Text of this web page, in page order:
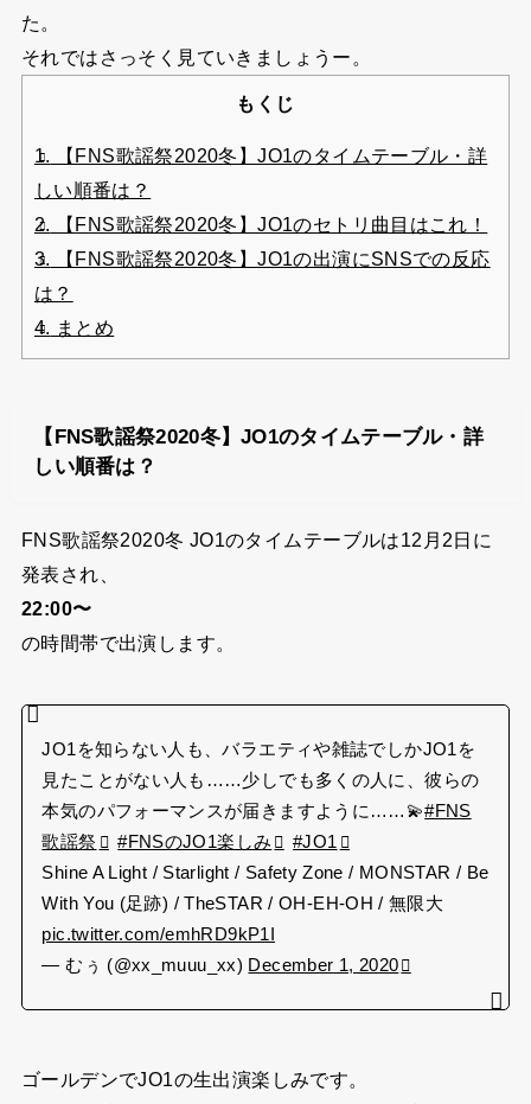
た。
それではさっそく見ていきましょうー。
もくじ
1.
【FNS歌謡祭2020冬】JO1のタイムテーブル・詳
しい順番は？
2.
【FNS歌謡祭2020冬】JO1のセトリ曲目はこれ！
3.
【FNS歌謡祭2020冬】JO1の出演にSNSでの反応
は？
4. まとめ
【FNS歌謡祭2020冬】JO1のタイムテーブル・詳
しい順番は？
FNS歌謡祭2020冬 JO1のタイムテーブルは12月2日に
発表され、
22:00〜
の時間帯で出演します。
JO1を知らない人も、バラエティや雑誌でしかJO1を
見たことがない人も……少しでも多くの人に、彼らの
本気のパフォーマンスが届きますように……💫#FNS
歌謡祭
#FNSのJO1楽しみ
#JO1
Shine A Light / Starlight / Safety Zone / MONSTAR / Be
With You (足跡) / TheSTAR / OH-EH-OH / 無限大
pic.twitter.com/emhRD9kP1I
— むぅ (@xx_muuu_xx) December 1, 2020
ゴールデンでJO1の生出演楽しみです。